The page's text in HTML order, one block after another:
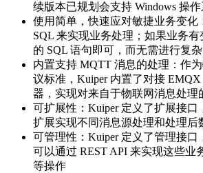
续版本已规划会支持 Windows 操
使用简单，快速应对敏捷业务变化
SQL 来实现业务处理；如果业务
的 SQL 语句即可，而无需进行复
内置支持 MQTT 消息的处理：作
议标准，Kuiper 内置了对接
器，实现对来自于物联网消息处理
可扩展性：Kuiper 定义了扩展接口
扩展实现不同消息源处理和处理后
可管理性：Kuiper 定义了管理接口
可以通过 REST API 来实现这些业
等操作